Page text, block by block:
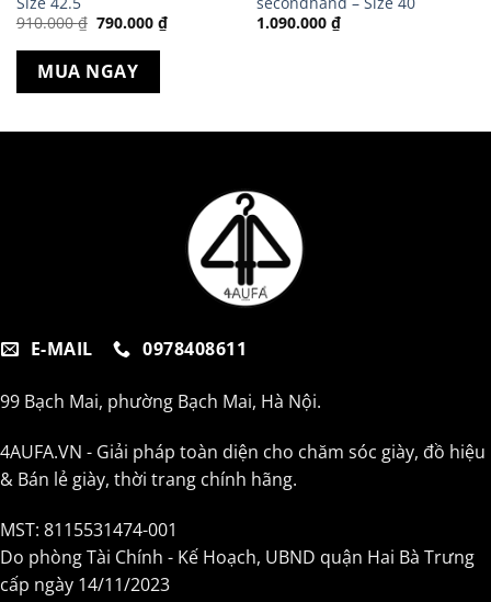
910.000₫ Giá
gốc
là:
910.000 ₫.
790.000 ₫Giá
hiện
MUA NGAY
1.090.000 ₫
E-MAIL 0978408611
99 Bạch Mai, phường Bạch Mai, Hà Nội.
4AUFA.VN - Giải pháp toàn diện cho chăm sóc giày, đồ hiệu
& Bán lẻ giày, thời trang chính hãng.
MST: 8115531474-001
Do phòng Tài Chính - Kế Hoạch, UBND quận Hai Bà Trưng
cấp ngày 14/11/2023